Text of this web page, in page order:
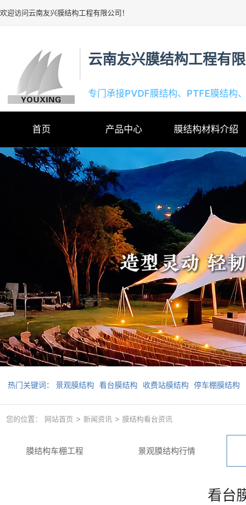
欢迎访问云南友兴膜结构工程有限公司！
云南友兴膜结构工程有
专门承接PVDF膜结构、PTFE膜结构
首页 产品中心 膜结构材料介绍
热门关键词： 景观膜结构 看台膜结构 收费站膜结构 停车棚膜结构
您的位置： 网站首页 > 新闻资讯 > 膜结构看台资讯
膜结构车棚工程 景观膜结构行情
看台